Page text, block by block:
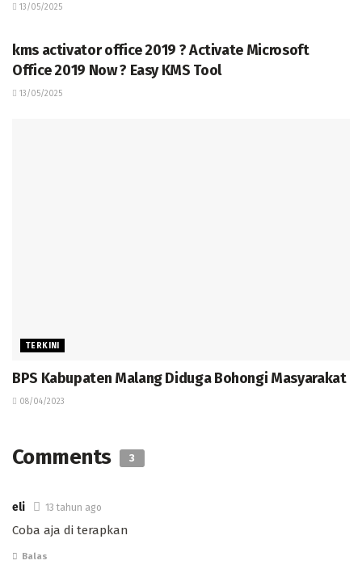
13/05/2025
kms activator office 2019 ? Activate Microsoft
Office 2019 Now ? Easy KMS Tool
13/05/2025
TERKINI
BPS Kabupaten Malang Diduga Bohongi Masyarakat
08/04/2023
Comments 3
eli 13 tahun ago
Coba aja di terapkan
Balas